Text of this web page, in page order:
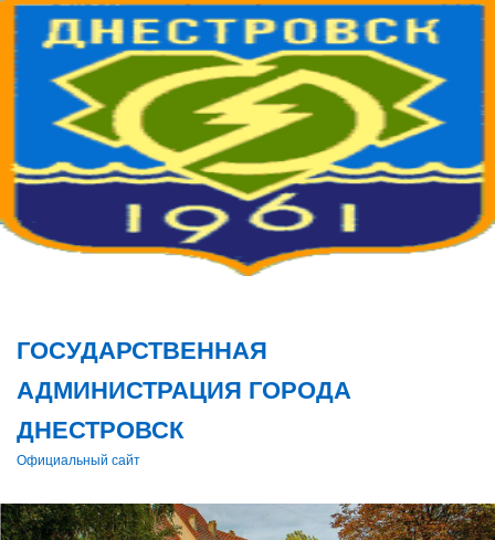
ГОСУДАРСТВЕННАЯ
АДМИНИСТРАЦИЯ ГОРОДА
ДНЕСТРОВСК
Официальный сайт